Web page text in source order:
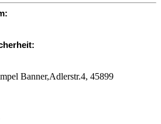
Banner,Adlerstr.4, 45899